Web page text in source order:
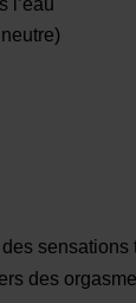
l’eau
des